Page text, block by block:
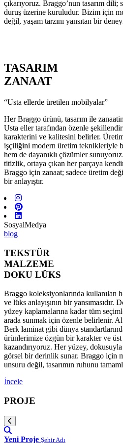
çıkarıyoruz. Braggo’nun tasarım
duruş üzerine kuruludur. Bizim için
değil, yaşam tarzını yansıtan bir
TASARIM
ZANAAT
“Usta ellerde üretilen mobilyalar”
Her Braggo ürünü, tasarım ile
Usta eller tarafından özenle
karakterini ve kalitesini belirler.
işçiliğini modern üretim teknikleriyle
hem de dayanıklı çözümler
titizlik, ortaya çıkan her parçaya
Braggo için zanaat; sadece üretim
bir anlayıştır.
SosyalMedya
blog
TEKSTÜR
MALZEME
DOKU LÜKS
Braggo koleksiyonlarında kullanılan
ve lüks anlayışının bir yansımasıdır.
yüzey kaplamalarına kadar tüm
arada sunmak için özenle belirlenir.
Berk laminat gibi dünya
ürünlerimize özgün bir karakter ve
kazandırıyoruz. Her yüzey,
görsel bir derinlik sunar. Braggo için
unsuru değil, tasarımın ruhunu
İncele
PROJE
Yeni Proje Şehir Adı